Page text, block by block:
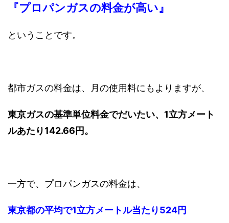
『プロパンガスの料金が高い』
ということです。
都市ガスの料金は、月の使用料にもよりますが、
東京ガスの基準単位料金でだいたい、1立方メート
ルあたり142.66円。
一方で、プロパンガスの料金は、
東京都の平均で1立方メートル当たり524円